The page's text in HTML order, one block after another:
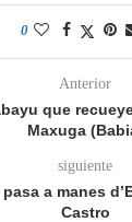
0
Anterior
que
Maxuga
siguiente
a manes
Castro